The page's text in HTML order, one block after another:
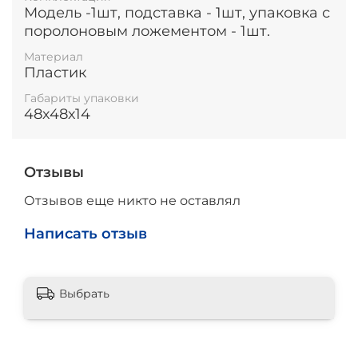
Модель -1шт, подставка - 1шт, упаковка с
поролоновым ложементом - 1шт.
Материал
Пластик
Габариты упаковки
48х48х14
Отзывы
Отзывов еще никто не оставлял
Написать отзыв
Выбрать